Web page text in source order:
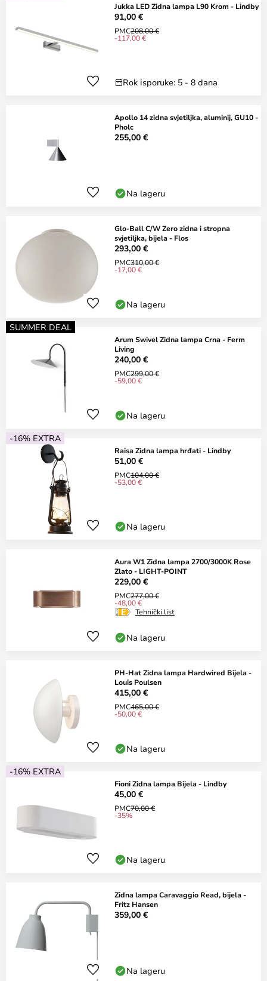
Jukka LED Zidna lampa L90 Krom - Lindby
91,00 €
PMC208,00 €
-117,00 €
Rok isporuke: 5 - 8 dana
Apollo 14 zidna svjetiljka, aluminij, GU10 -
Pholc
255,00 €
Na lageru
Glo-Ball C/W Zero zidna i stropna
svjetiljka, bijela - Flos
293,00 €
PMC310,00 €
-17,00 €
Na lageru
SUMMER DEAL
Arum Swivel Zidna lampa Crna - Ferm
Living
240,00 €
PMC299,00 €
-59,00 €
Na lageru
-16% EXTRA
Raisa Zidna lampa hrđati - Lindby
51,00 €
PMC104,00 €
-53,00 €
Na lageru
Aura W1 Zidna lampa 2700/3000K Rose
Zlato - LIGHT-POINT
229,00 €
PMC277,00 €
-48,00 €
Tehnički list
Na lageru
PH-Hat Zidna lampa Hardwired Bijela -
Louis Poulsen
415,00 €
PMC465,00 €
-50,00 €
Na lageru
-16% EXTRA
Fioni Zidna lampa Bijela - Lindby
45,00 €
PMC70,00 €
-35%
Na lageru
Zidna lampa Caravaggio Read, bijela -
Fritz Hansen
359,00 €
Na lageru